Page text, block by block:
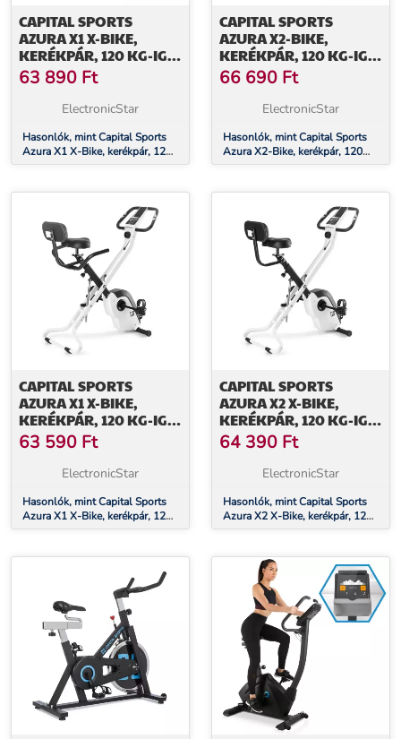
CAPITAL SPORTS
AZURA X1 X-BIKE,
KERÉKPÁR, 120 KG-IG,
PULZUSMÉRŐVEL,
ÖSSZECSUKHATÓ, 4
KG, FEKETE
63 890 Ft
ElectronicStar
Hasonlók, mint Capital Sports
Azura X1 X-Bike, kerékpár, 120
kg-ig, pulzusmérővel,
CAPITAL SPORTS
AZURA X2-BIKE,
KERÉKPÁR, 120 KG-IG,
PULZUSMÉRŐVEL,
ÖSSZECSUKHATÓ, 4
KG, FEKETE
66 690 Ft
ElectronicStar
Hasonlók, mint Capital Sports
Azura X2-Bike, kerékpár, 120
kg-ig, pulzusmérővel,
CAPITAL SPORTS
AZURA X1 X-BIKE,
KERÉKPÁR, 120 KG-IG,
PULZUSMÉRŐVEL,
ÖSSZECSUKHATÓ, 4
KG, FEHÉR
63 590 Ft
ElectronicStar
Hasonlók, mint Capital Sports
Azura X1 X-Bike, kerékpár, 120
kg-ig, pulzusmérővel,
CAPITAL SPORTS
AZURA X2 X-BIKE,
KERÉKPÁR, 120 KG-IG,
PULZUSMÉRŐVEL,
ÖSSZECSUKHATÓ, 4
KG, FEHÉR
64 390 Ft
ElectronicStar
Hasonlók, mint Capital Sports
Azura X2 X-Bike, kerékpár, 120
kg-ig, pulzusmérővel,